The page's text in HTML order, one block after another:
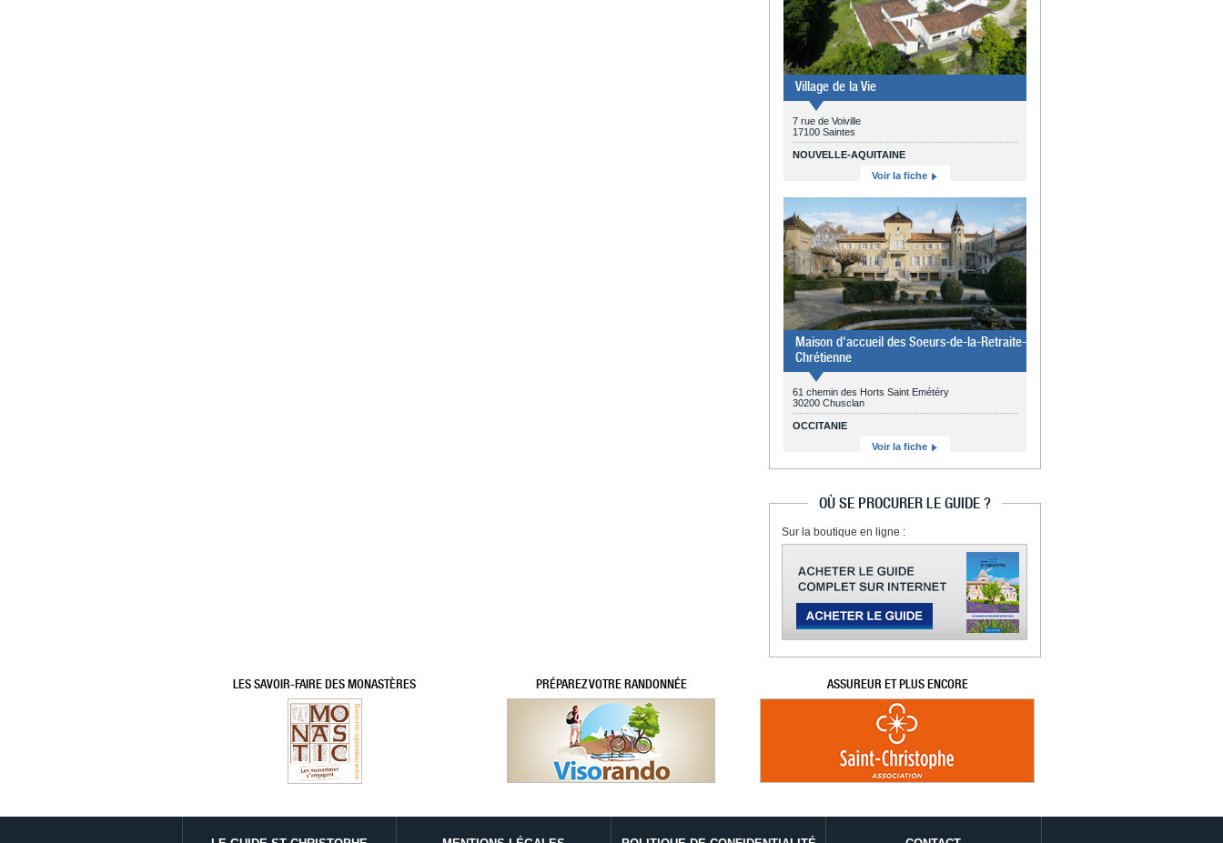
Village de la Vie
7 rue de Voiville
17100 Saintes
NOUVELLE-AQUITAINE
Voir la fiche
Maison d'accueil des Soeurs-de-la-Retraite-
Chrétienne
61 chemin des Horts Saint Emétéry
30200 Chusclan
OCCITANIE
Voir la fiche
OÙ SE PROCURER LE GUIDE ?
Sur la boutique en ligne :
LES SAVOIR-FAIRE DES MONASTÈRES PRÉPAREZ VOTRE RANDONNÉE ASSUREUR ET PLUS ENCORE